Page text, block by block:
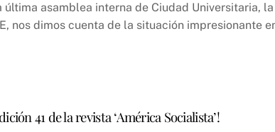
última asamblea interna de Ciudad Universitaria,
nos dimos cuenta de la situación impresionante
41 de la revista ‘América Socialista’!